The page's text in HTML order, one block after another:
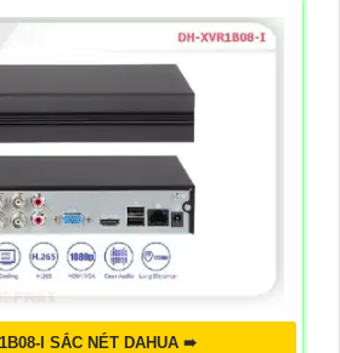
I SẮC NÉT DAHUA ➠